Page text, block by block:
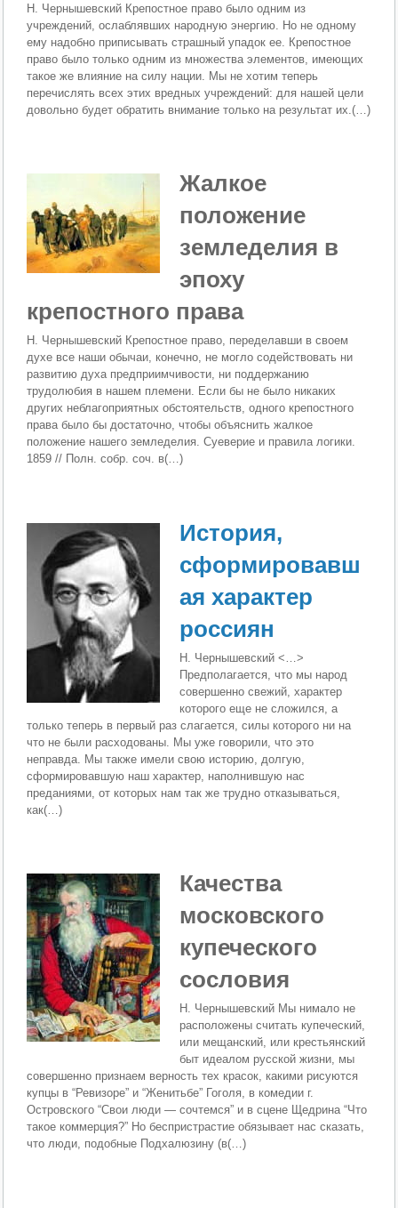
Н. Чернышевский Крепостное право было одним из
учреждений, ослаблявших народную энергию. Но не одному
ему надобно приписывать страшный упадок ее. Крепостное
право было только одним из множества эле­ментов, имеющих
такое же влияние на силу нации. Мы не хотим те­перь
перечислять всех этих вредных учреждений: для нашей цели
довольно будет обратить внимание только на результат их.(…)
Жалкое
положение
земледелия в
эпоху
крепостного права
Н. Чернышевский Крепостное право, переделавши в своем
духе все наши обычаи, конечно, не могло содействовать ни
развитию духа предприимчивости, ни поддержанию
трудолюбия в нашем племени. Если бы не было никаких
других неблагоприятных обстоятельств, одного крепостного
права было бы достаточно, чтобы объяснить жалкое
положение нашего земледелия. Суеверие и правила логики.
1859 // Полн. собр. соч. в(…)
Ис­тория,
сформировавш
ая характер
россиян
Н. Чернышевский <…>
Предполагается, что мы народ
совершенно свежий, харак­тер
которого еще не сложился, а
только теперь в первый раз сла­гается, силы которого ни на
что не были расходованы. Мы уже говорили, что это
неправда. Мы также имели свою ис­торию, долгую,
сформировавшую наш характер, наполнившую нас
преданиями, от которых нам так же трудно отказываться,
как(…)
Качества
московского
купеческого
сословия
Н. Чернышевский Мы нимало не
расположены считать купеческий,
или мещанский, или крестьянский
быт идеалом русской жизни, мы
совершенно признаем верность тех красок, какими рисуются
купцы в “Ревизо­ре” и “Женитьбе” Гоголя, в комедии г.
Островского “Свои люди — сочтемся” и в сцене Щедрина “Что
такое коммерция?” Но беспри­страстие обязывает нас сказать,
что люди, подобные Подхалюзину (в(…)